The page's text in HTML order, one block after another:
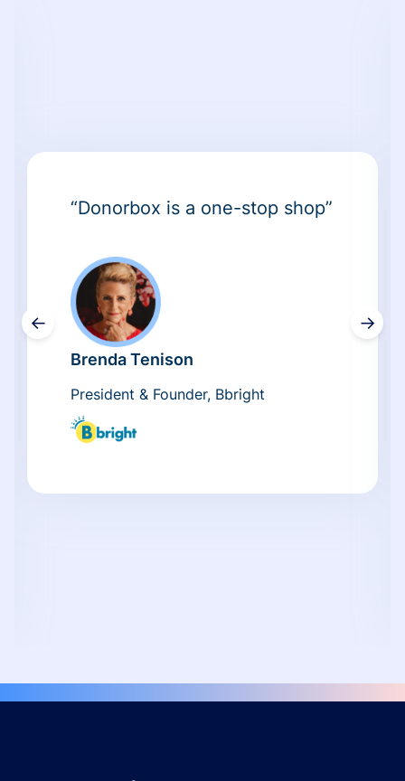
←
“Donorbox is a one-stop shop”
Brenda Tenison
President & Founder, Bbright
→